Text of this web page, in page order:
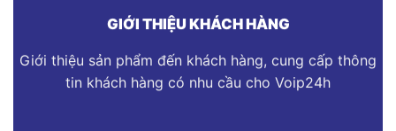
GIỚI THIỆU KHÁCH HÀNG
Giới thiệu sản phẩm đến khách hàng, cung cấp thông
tin khách hàng có nhu cầu cho Voip24h